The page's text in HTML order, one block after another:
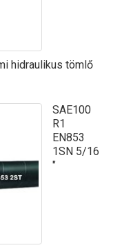
hidraulikus tömlő
SAE100
R1
EN853
1SN 5/16
″